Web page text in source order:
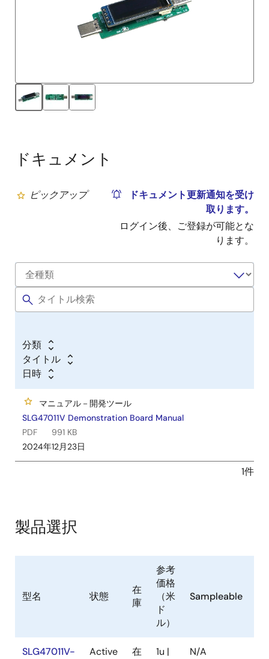
ドキュメント
ピックアップ
ドキュメント更新通知を受け
取ります。
ログイン後、ご登録が可能とな
ります。
分類
タイトル
日時
マニュアル－開発ツール
SLG47011V Demonstration Board Manual
PDF
991 KB
2024年12月23日
1件
製品選択
型名 状態
在
庫
参考
価格
（米
ド
ル）
Sampleable
SLG47011V-
Active
在
1u |
N/A